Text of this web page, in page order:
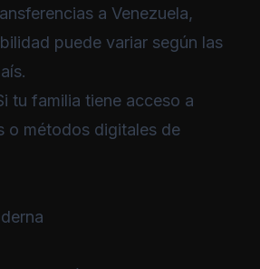
a Venezuela,
puede variar según las
tu familia tiene acceso a
o métodos digitales de